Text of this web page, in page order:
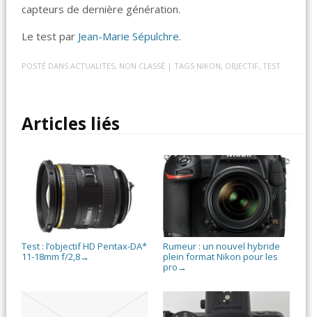
capteurs de dernière génération.
Le test par Jean-Marie Sépulchre.
POSTÉ DANSACTUALITES, NON CLASSÉ | TAGS NIKON, OBJECTIF, TEST
Articles liés
Test : l’objectif HD Pentax-DA*
11-18mm f/2,8→
Rumeur : un nouvel hybride
plein format Nikon pour les
pro →